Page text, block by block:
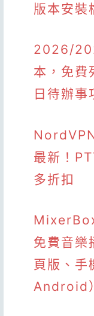
版本安裝
2026/
本，免費
日待辦事
最新！
多折扣
免費音樂
頁版、手
Android